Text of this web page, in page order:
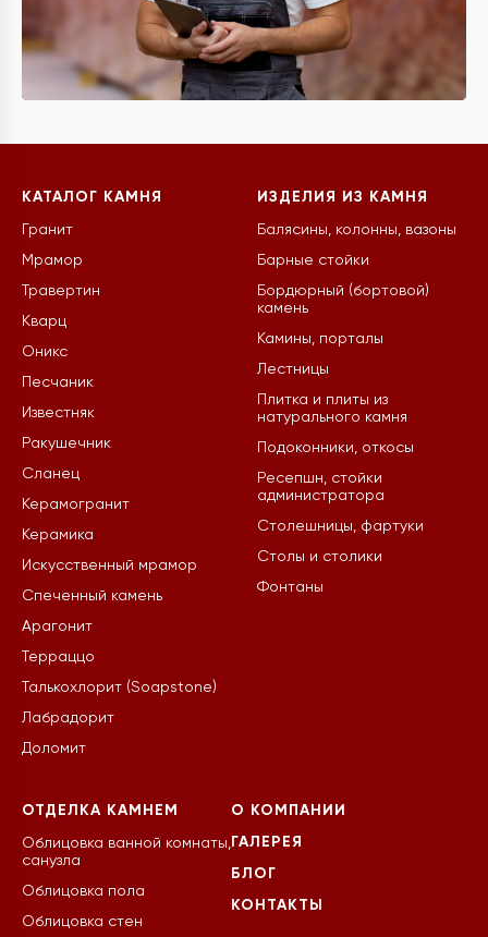
КАТАЛОГ КАМНЯ
Гранит
Мрамор
Травертин
Кварц
Оникс
Песчаник
Известняк
Ракушечник
Сланец
Керамогранит
Керамика
Искусственный мрамор
Спеченный камень
Арагонит
Терраццо
Талькохлорит (Soapstone)
Лабрадорит
Доломит
ИЗДЕЛИЯ ИЗ КАМНЯ
Балясины, колонны, вазоны
Барные стойки
Бордюрный (бортовой)
камень
Камины, порталы
Лестницы
Плитка и плиты из
натурального камня
Подоконники, откосы
Ресепшн, стойки
администратора
Столешницы, фартуки
Столы и столики
Фонтаны
ОТДЕЛКА КАМНЕМ
Облицовка ванной комнаты,
санузла
Облицовка пола
Облицовка стен
О КОМПАНИИ
ГАЛЕРЕЯ
БЛОГ
КОНТАКТЫ